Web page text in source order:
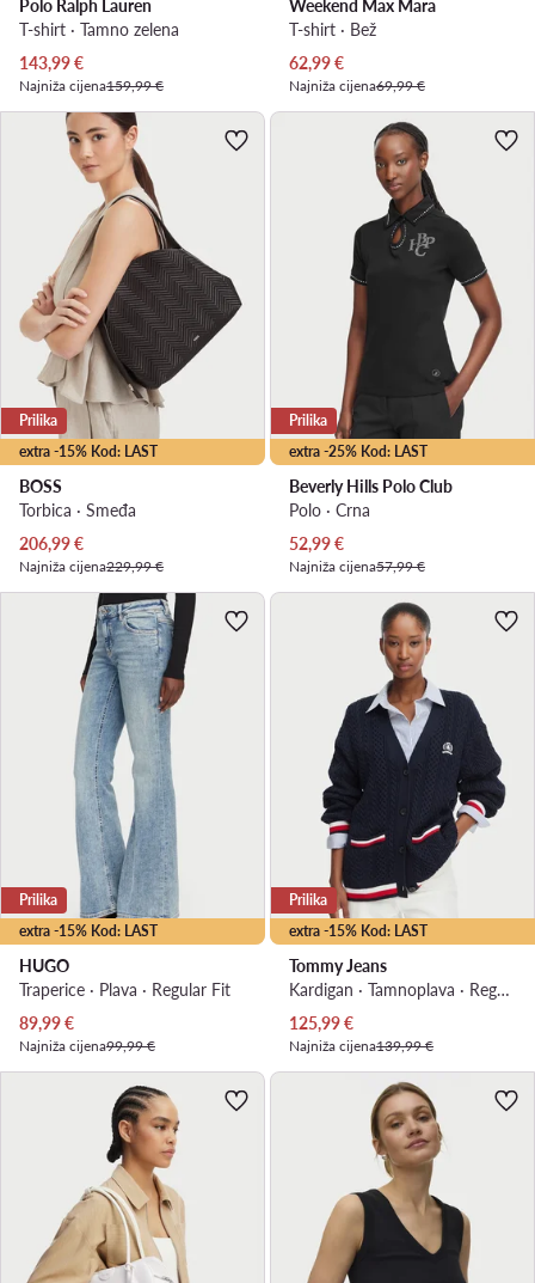
Polo Ralph Lauren
T-shirt · Tamno zelena
Trenutna cijena
143,99€
Najniža cijena159,99 €
Weekend Max Mara
T-shirt · Bež
Trenutna cijena
62,99€
Najniža cijena69,99 €
extra -15% Kod: LAST
Prilika
BOSS
Torbica · Smeđa
Trenutna cijena
206,99€
Najniža cijena229,99 €
extra -25% Kod: LAST
Prilika
Beverly Hills Polo Club
Polo · Crna
Trenutna cijena
52,99€
Najniža cijena57,99 €
extra -15% Kod: LAST
Prilika
HUGO
Traperice · Plava · Regular Fit
Trenutna cijena
89,99€
Najniža cijena99,99 €
extra -15% Kod: LAST
Prilika
Tommy Jeans
Kardigan · Tamnoplava · Regular Fit
Trenutna cijena
125,99€
Najniža cijena139,99 €